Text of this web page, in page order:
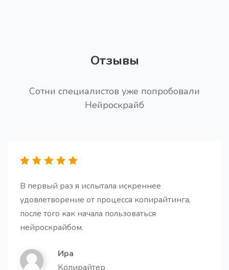
Заголовки для статьи PRO
Про
Генератор FAQs
ответов по вашему продукту/услуге
Отзывы
Сотни специалистов уже попробовали
Нейроскрайб
В первый раз я испытала искреннее
удовлетворение от процесса копирайтинга,
после того как начала пользоваться
нейроскрайбом.
Ира
Копирайтер